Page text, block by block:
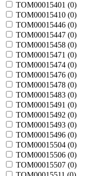
TOM00015401 (0)
TOM00015410 (0)
TOM00015446 (0)
TOM00015447 (0)
TOM00015458 (0)
TOM00015471 (0)
TOM00015474 (0)
TOM00015476 (0)
TOM00015478 (0)
TOM00015483 (0)
TOM00015491 (0)
TOM00015492 (0)
TOM00015493 (0)
TOM00015496 (0)
TOM00015504 (0)
TOM00015506 (0)
TOM00015507 (0)